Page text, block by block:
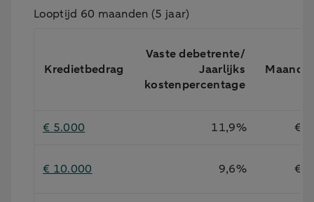
Looptijd 60 maanden (5 jaar)
Kredietbedrag
Vaste debetrente/
Jaarlijks
kostenpercentage
€ 5.000 11,9% €
€ 10.000 9,6% €